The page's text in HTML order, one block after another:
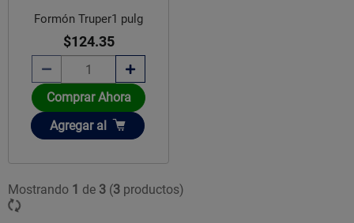
Formón Truper1 pulg
$124.35
Comprar Ahora
Añadir
Agregar al
Mostrando 1 de 3 (3 productos)